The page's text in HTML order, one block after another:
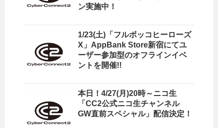
ン実施中！
1/23(土)「フルボッコヒーローズ
X」AppBank Store新宿にてユ
ーザー参加型のオフラインイベ
ントを開催!!
本日！4/27(月)20時～ニコ生
「CC2公式ニコ生チャンネル
GW直前スペシャル」配信決定！